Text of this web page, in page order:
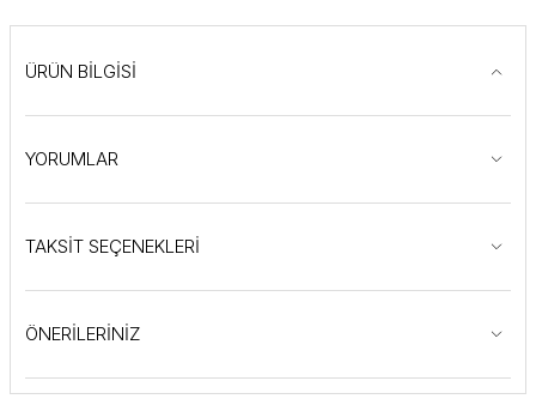
ÜRÜN BİLGİSİ
YORUMLAR
TAKSİT SEÇENEKLERİ
ÖNERİLERİNİZ